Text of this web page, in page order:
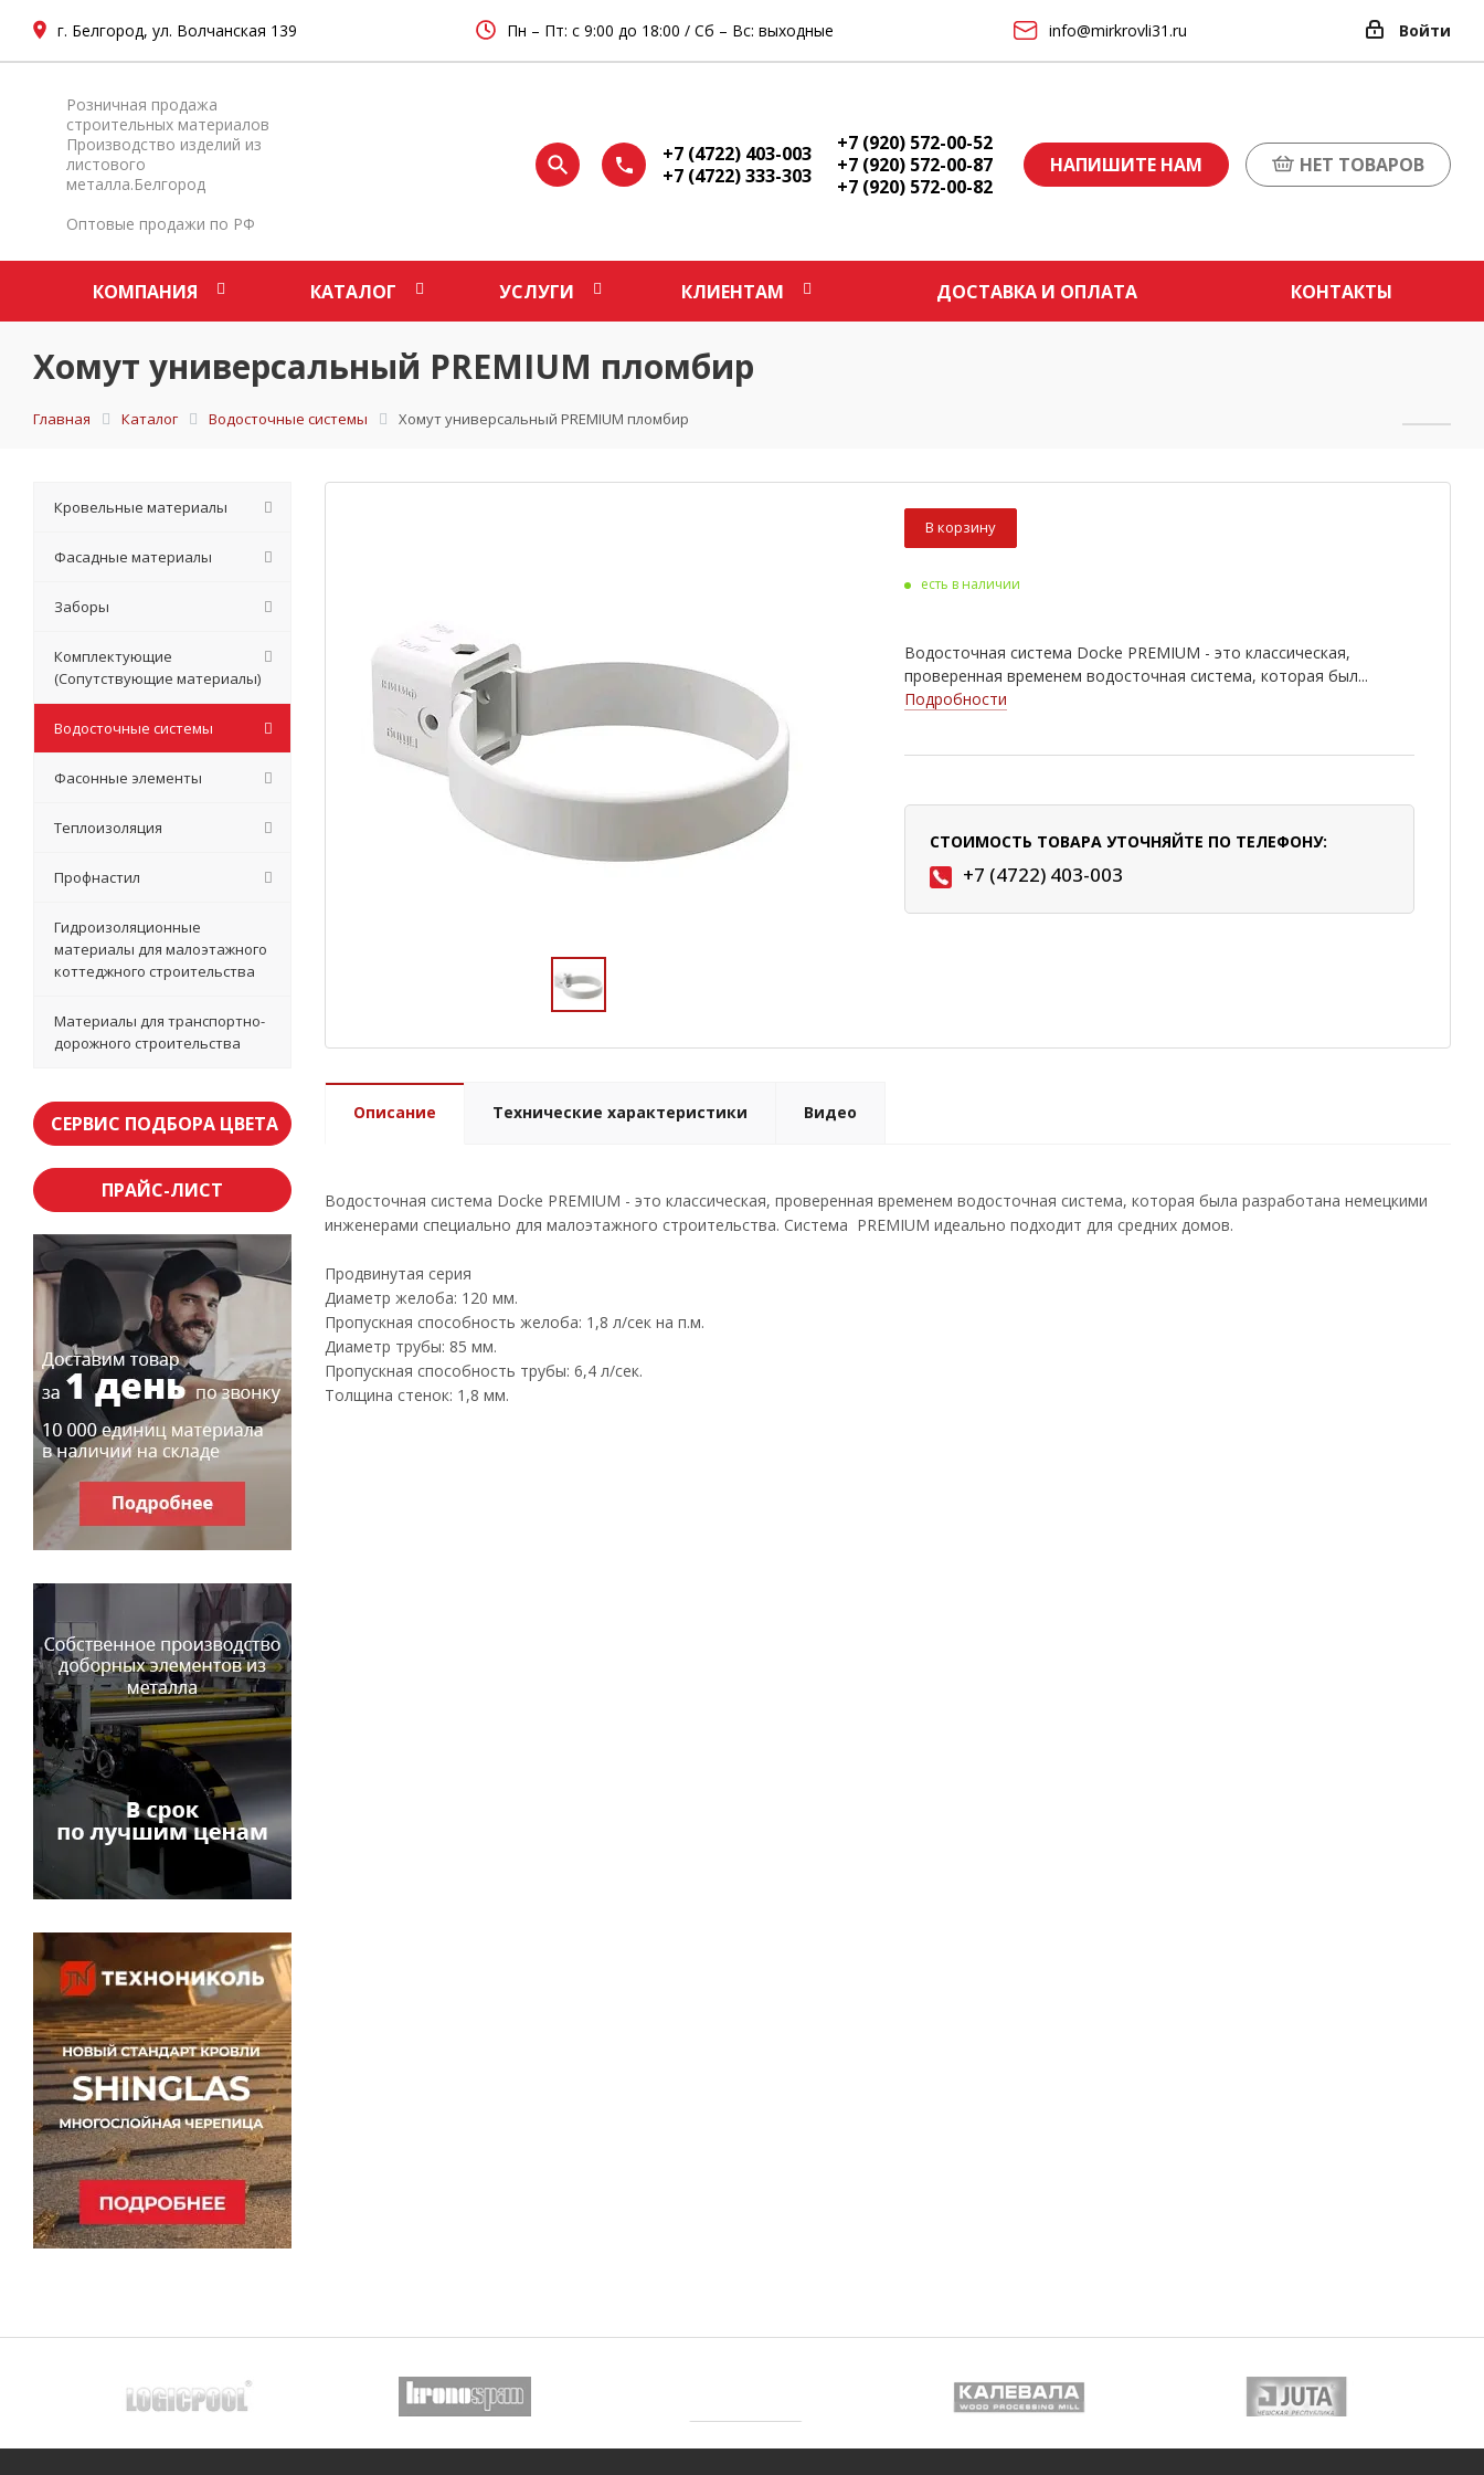
г. Белгород, ул. Волчанская 139 Пн – Пт: с 9:00 до 18:00 / Сб – Вс: выходные info@mirkrovli31.ru Войти
Розничная продажа
строительных материалов
Производство изделий из
листового
металла.Белгород
Оптовые продажи по РФ
+7 (4722) 403-003
+7 (4722) 333-303
+7 (920) 572-00-52
+7 (920) 572-00-87
+7 (920) 572-00-82
НАПИШИТЕ НАМ НЕТ ТОВАРОВ
КОМПАНИЯ КАТАЛОГ УСЛУГИ КЛИЕНТАМ ДОСТАВКА И ОПЛАТА КОНТАКТЫ
Хомут универсальный PREMIUM пломбир
Главная Каталог Водосточные системы Хомут универсальный PREMIUM пломбир
В корзину
есть в наличии
Водосточная система Docke PREMIUM - это классическая,
проверенная временем водосточная система, которая был...
Подробности
СТОИМОСТЬ ТОВАРА УТОЧНЯЙТЕ ПО ТЕЛЕФОНУ:
+7 (4722) 403-003
Описание Технические характеристики Видео
Водосточная система Docke PREMIUM - это классическая, проверенная временем водосточная система, которая была разработана немецкими
инженерами специально для малоэтажного строительства. Система PREMIUM идеально подходит для средних домов.
Продвинутая серия
Диаметр желоба: 120 мм.
Пропускная способность желоба: 1,8 л/сек на п.м.
Диаметр трубы: 85 мм.
Пропускная способность трубы: 6,4 л/сек.
Толщина стенок: 1,8 мм.
Кровельные материалы
Фасадные материалы
Заборы
Комплектующие
(Сопутствующие материалы)
Водосточные системы
Фасонные элементы
Теплоизоляция
Профнастил
Гидроизоляционные
материалы для малоэтажного
коттеджного строительства
Материалы для транспортно-
дорожного строительства
СЕРВИС ПОДБОРА ЦВЕТА
ПРАЙС-ЛИСТ